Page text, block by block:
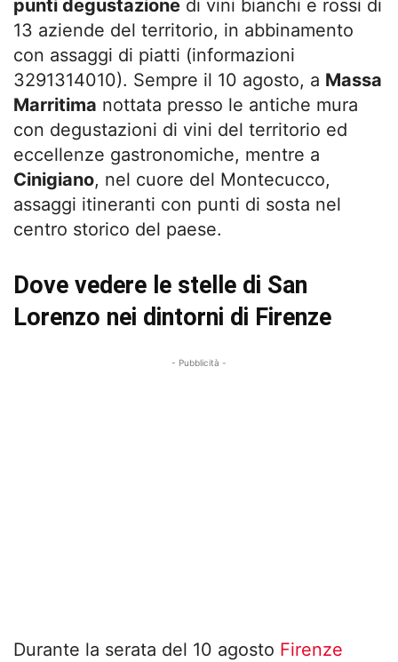
punti degustazione di vini bianchi e rossi di
13 aziende del territorio, in abbinamento
con assaggi di piatti (informazioni
3291314010). Sempre il 10 agosto, a Massa
Marritima nottata presso le antiche mura
con degustazioni di vini del territorio ed
eccellenze gastronomiche, mentre a
Cinigiano, nel cuore del Montecucco,
assaggi itineranti con punti di sosta nel
centro storico del paese.
Dove vedere le stelle di San
Lorenzo nei dintorni di Firenze
- Pubblicità -
Durante la serata del 10 agosto Firenze